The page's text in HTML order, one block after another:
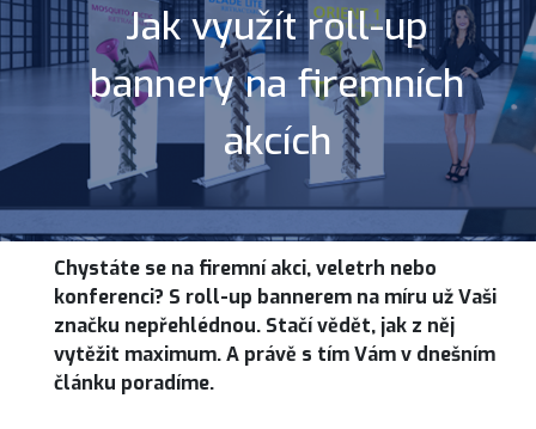
Jak využít roll-up
bannery na firemních
akcích
Chystáte se na firemní akci, veletrh nebo
konferenci? S roll-up bannerem na míru už Vaši
značku nepřehlédnou. Stačí vědět, jak z něj
vytěžit maximum. A právě s tím Vám v dnešním
článku poradíme.